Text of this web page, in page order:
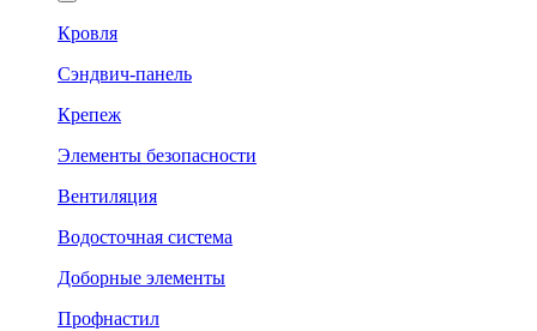
Кровля
Сэндвич-панель
Крепеж
Элементы безопасности
Вентиляция
Водосточная система
Доборные элементы
Профнастил